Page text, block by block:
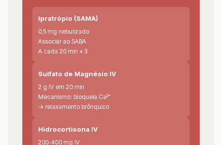
Ipratrópio (SAMA)
0,5 mg nebulizado
Associar ao SABA
A cada 20 min × 3
Sulfato de Magnésio IV
2 g IV em 20 min
Mecanismo: bloqueia Ca²⁺
→ relaxamento brônquico
Hidrocortisona IV
200-400 mg IV